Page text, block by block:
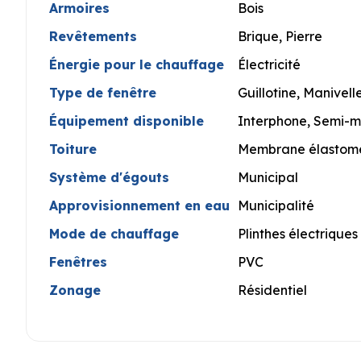
Armoires
Bois
Revêtements
Brique, Pierre
Énergie pour le chauffage
Électricité
Type de fenêtre
Guillotine,
Équipement disponible
Interphone, Semi-
Toiture
Membrane
Système d'égouts
Municipal
Approvisionnement en eau
Municipalité
Mode de chauffage
Plinthes électriques
Fenêtres
PVC
Zonage
Résidentiel